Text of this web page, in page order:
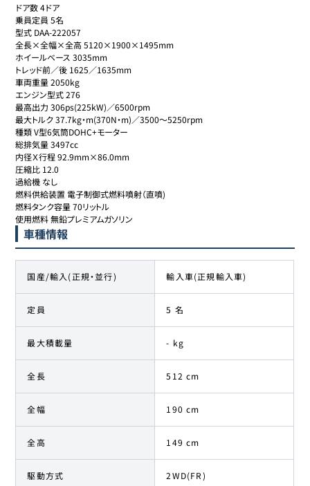
ドア数 4ドア
乗員定員 5名
型式 DAA-222057
全長×全幅×全高 5120×1900×1495mm
ホイールベース 3035mm
トレッド前／後 1625／1635mm
車両重量 2050kg
エンジン型式 276
最高出力 306ps(225kW)／6500rpm
最大トルク 37.7kg・m(370N・m)／3500～5250rpm
種類 V型6気筒DOHC+モーター
総排気量 3497cc
内径Ｘ行程 92.9mm×86.0mm
圧縮比 12.0
過給機 なし
燃料供給装置 電子制御式燃料噴射（直噴)
燃料タンク容量 70リットル
使用燃料 無鉛プレミアムガソリン
車種情報
国産/輸入(正規・並行) 輸入車(正規輸入車)
定員 5 名
最大積載量 - kg
全長 512 cm
全幅 190 cm
全高 149 cm
駆動方式 2WD(FR)